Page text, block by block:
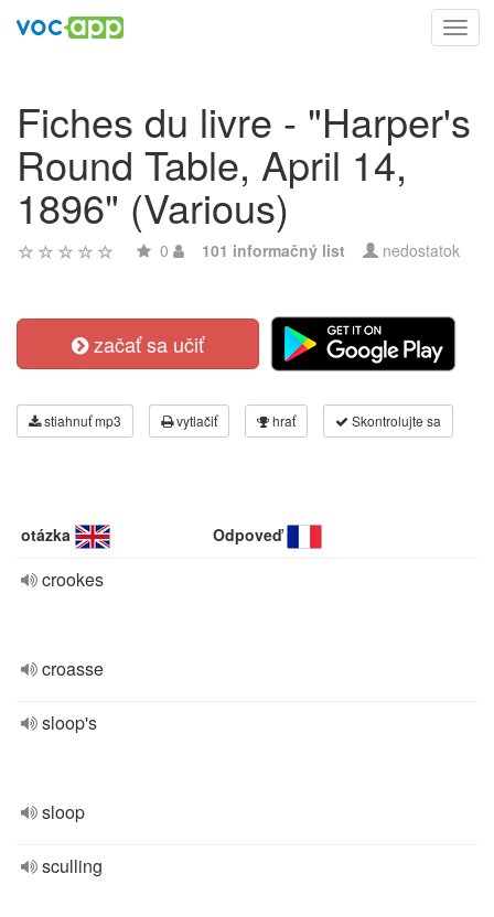
Fiches du livre - "Harper's
Round Table, April 14,
1896" (Various)
0 101 informačný list nedostatok
začať sa učiť
stiahnuť mp3 vytlačiť hrať Skontrolujte sa
otázka Odpoveď
crookes
croasse
sloop's
sloop
sculling